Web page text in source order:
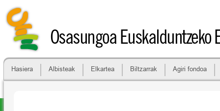
Osasungoa Euskalduntzeko
Hasiera Albisteak Elkartea Biltzarrak Agiri fondoa